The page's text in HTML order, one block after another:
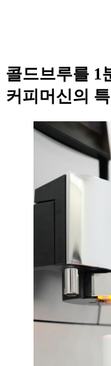
콜드브루를 1
커피머신의